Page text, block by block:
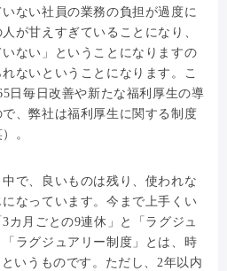
ない社員の業務の負担が過度に
が甘えすぎていることになり、
いない」ということになりますの
ないということになります。こ
日毎日改善や新たな福利厚生の導
、弊社は福利厚生に関する制度
。
で、良いものは残り、使われな
なっています。今まで上手くい
カ月ごとの9連休」と「ラグジュ
ラグジュアリー制度」とは、時
いうものです。ただし、2年以内